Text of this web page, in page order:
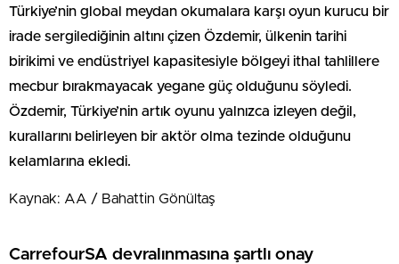
Türkiye’nin global meydan okumalara karşı oyun kurucu bir
irade sergilediğinin altını çizen Özdemir, ülkenin tarihi
birikimi ve endüstriyel kapasitesiyle bölgeyi ithal tahlillere
mecbur bırakmayacak yegane güç olduğunu söyledi.
Özdemir, Türkiye’nin artık oyunu yalnızca izleyen değil,
kurallarını belirleyen bir aktör olma tezinde olduğunu
kelamlarına ekledi.
Kaynak: AA / Bahattin Gönültaş
CarrefourSA devralınmasına şartlı onay